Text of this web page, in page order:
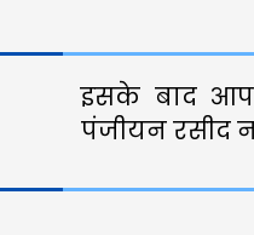
इसके बाद
पंजीयन रसीद